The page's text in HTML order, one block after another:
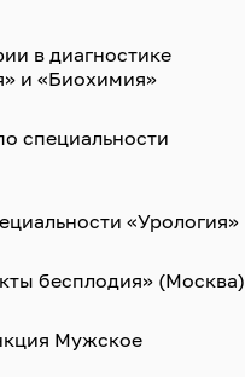
в диагностике
и «Биохимия»
специальности
«Урология»
бесплодия» (Москва)
Мужское